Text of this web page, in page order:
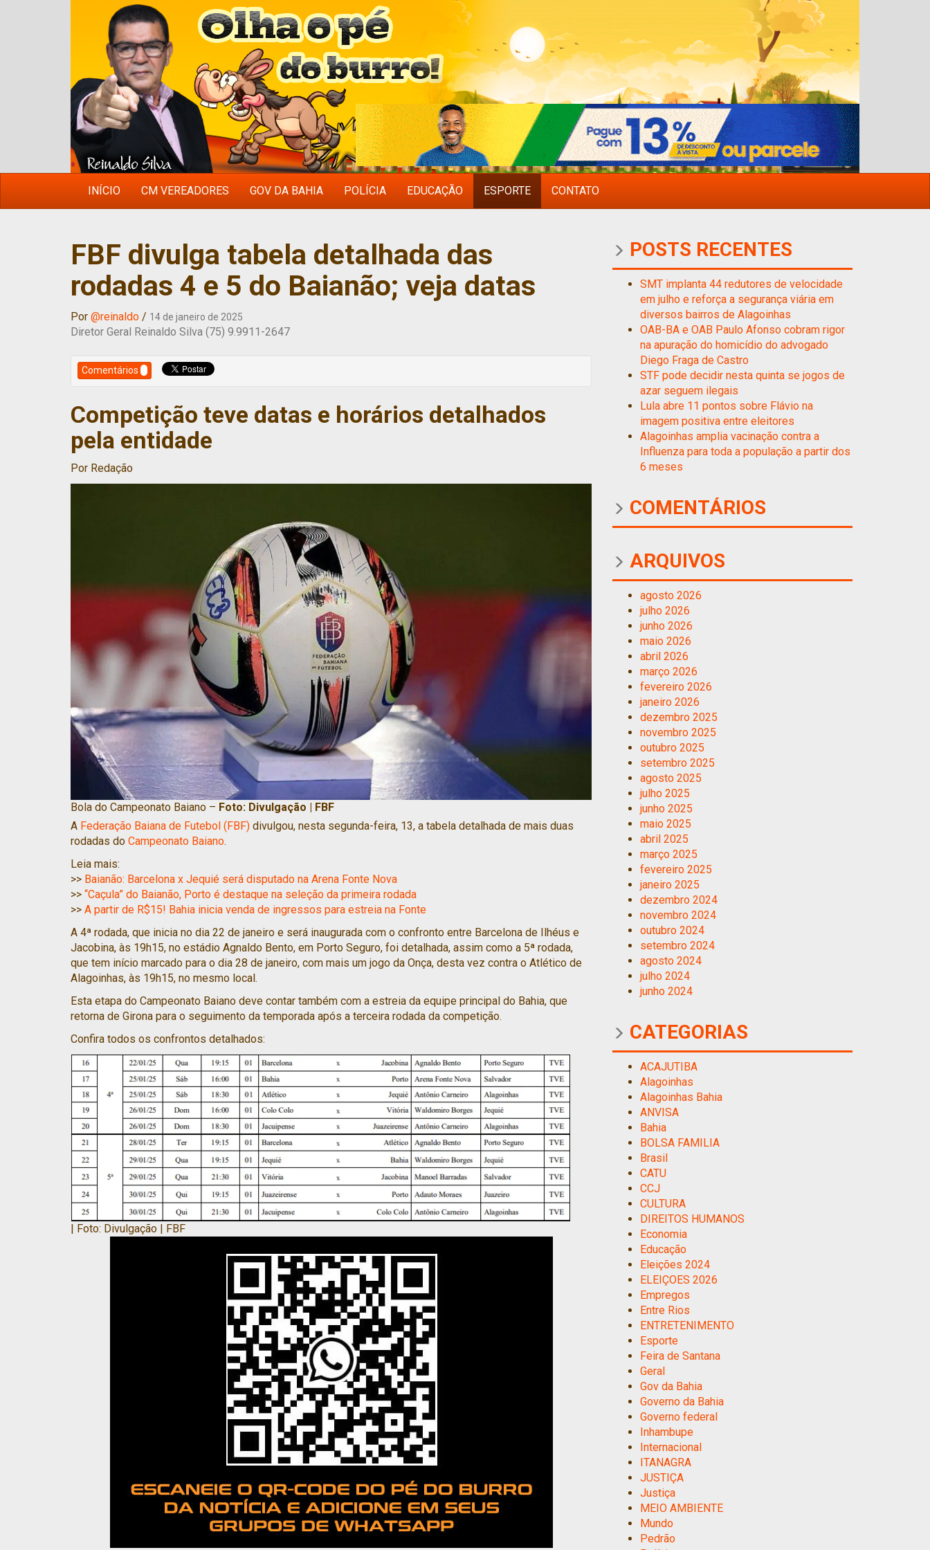
INÍCIO CM VEREADORES GOV DA BAHIA POLÍCIA EDUCAÇÃO ESPORTE CONTATO
FBF divulga tabela detalhada das
rodadas 4 e 5 do Baianão; veja datas
Por @reinaldo / 14 de janeiro de 2025
Diretor Geral Reinaldo Silva (75) 9.9911-2647
Comentários
Competição teve datas e horários detalhados
pela entidade
Por Redação
Bola do Campeonato Baiano – Foto: Divulgação | FBF
A Federação Baiana de Futebol (FBF) divulgou, nesta segunda-feira, 13, a tabela detalhada de mais duas
rodadas do Campeonato Baiano.
Leia mais:
>> Baianão: Barcelona x Jequié será disputado na Arena Fonte Nova
>> “Caçula” do Baianão, Porto é destaque na seleção da primeira rodada
>> A partir de R$15! Bahia inicia venda de ingressos para estreia na Fonte
A 4ª rodada, que inicia no dia 22 de janeiro e será inaugurada com o confronto entre Barcelona de Ilhéus e
Jacobina, às 19h15, no estádio Agnaldo Bento, em Porto Seguro, foi detalhada, assim como a 5ª rodada,
que tem início marcado para o dia 28 de janeiro, com mais um jogo da Onça, desta vez contra o Atlético de
Alagoinhas, às 19h15, no mesmo local.
Esta etapa do Campeonato Baiano deve contar também com a estreia da equipe principal do Bahia, que
retorna de Girona para o seguimento da temporada após a terceira rodada da competição.
Confira todos os confrontos detalhados:
| Foto: Divulgação | FBF
POSTS RECENTES
SMT implanta 44 redutores de velocidade
em julho e reforça a segurança viária em
diversos bairros de Alagoinhas
OAB-BA e OAB Paulo Afonso cobram rigor
na apuração do homicídio do advogado
Diego Fraga de Castro
STF pode decidir nesta quinta se jogos de
azar seguem ilegais
Lula abre 11 pontos sobre Flávio na
imagem positiva entre eleitores
Alagoinhas amplia vacinação contra a
Influenza para toda a população a partir dos
6 meses
COMENTÁRIOS
ARQUIVOS
agosto 2026
julho 2026
junho 2026
maio 2026
abril 2026
março 2026
fevereiro 2026
janeiro 2026
dezembro 2025
novembro 2025
outubro 2025
setembro 2025
agosto 2025
julho 2025
junho 2025
maio 2025
abril 2025
março 2025
fevereiro 2025
janeiro 2025
dezembro 2024
novembro 2024
outubro 2024
setembro 2024
agosto 2024
julho 2024
junho 2024
CATEGORIAS
ACAJUTIBA
Alagoinhas
Alagoinhas Bahia
ANVISA
Bahia
BOLSA FAMILIA
Brasil
CATU
CCJ
CULTURA
DIREITOS HUMANOS
Economia
Educação
Eleições 2024
ELEIÇOES 2026
Empregos
Entre Rios
ENTRETENIMENTO
Esporte
Feira de Santana
Geral
Gov da Bahia
Governo da Bahia
Governo federal
Inhambupe
Internacional
ITANAGRA
JUSTIÇA
Justiça
MEIO AMBIENTE
Mundo
Pedrão